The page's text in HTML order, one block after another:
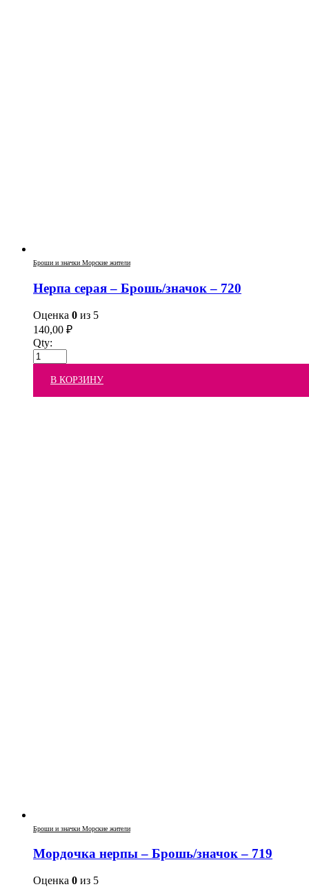
Броши и значки Морские жители
Нерпа серая – Брошь/значок – 720
Оценка 0 из 5
140,00 ₽
Qty:
В КОРЗИНУ
Броши и значки Морские жители
Мордочка нерпы – Брошь/значок – 719
Оценка 0 из 5